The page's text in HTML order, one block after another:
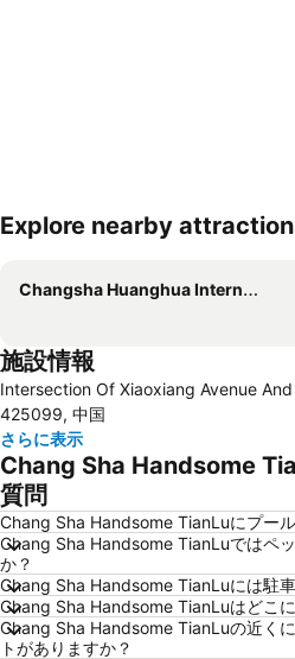
Explore nearby
Changsha Huanghua International Airport
施設情報
Intersection Of Xiaoxiang Avenue
425099, 中国
さらに表示
Chang Sha Handsome
質問
Chang Sha Handsome TianLuにプー
Chang Sha Handsome TianLuではペ
か？
Chang Sha Handsome TianLuには駐
Chang Sha Handsome TianLuはどこ
Chang Sha Handsome TianLuの近く
トがありますか？